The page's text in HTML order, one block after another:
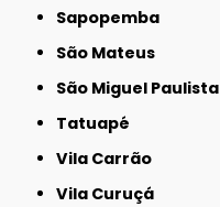
Sapopemba
São Mateus
São Miguel Paulista
Tatuapé
Vila Carrão
Vila Curuçá